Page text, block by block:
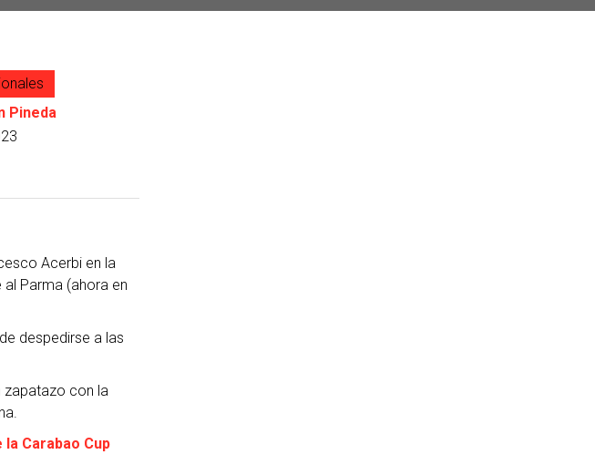
Pineda
Acerbi en la
Parma (ahora en
despedirse a las
zapatazo con la
Carabao Cup